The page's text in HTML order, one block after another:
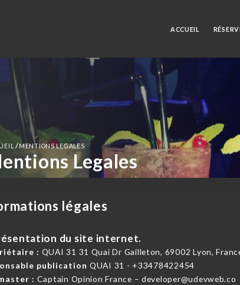
ACCUEIL
/ MENTIONS LEGALES
Legales
légales
du site internet.
: QUAI 31 31 Quai Dr Gailleton, 69002 Lyon,
publication QUAI 31 - +33478422454
: Captain Opinion France – developer@udevweb.co